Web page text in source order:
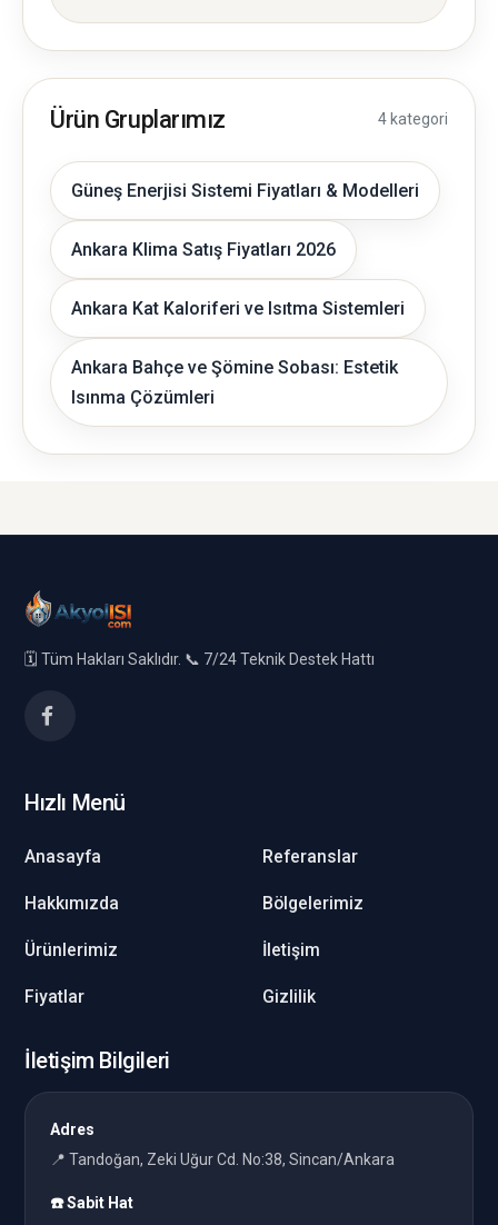
Ürün Gruplarımız 4 kategori
Güneş Enerjisi Sistemi Fiyatları & Modelleri
Ankara Klima Satış Fiyatları 2026
Ankara Kat Kaloriferi ve Isıtma Sistemleri
Ankara Bahçe ve Şömine Sobası: Estetik
Isınma Çözümleri
🗓️ Tüm Hakları Saklıdır. 📞 7/24 Teknik Destek Hattı
Hızlı Menü
Anasayfa
Hakkımızda
Ürünlerimiz
Fiyatlar
Referanslar
Bölgelerimiz
İletişim
Gizlilik
İletişim Bilgileri
Adres
📍 Tandoğan, Zeki Uğur Cd. No:38, Sincan/Ankara
☎️ Sabit Hat